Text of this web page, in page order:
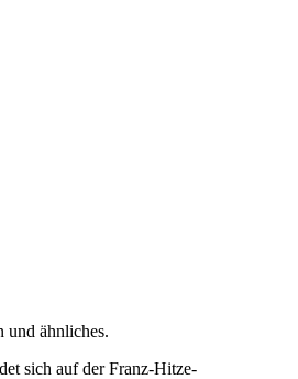
und ähnliches.
sich auf der Franz-Hitze-